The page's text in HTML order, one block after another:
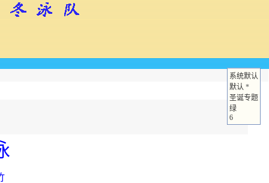
系统默认
默认 *
圣诞专题
绿
6